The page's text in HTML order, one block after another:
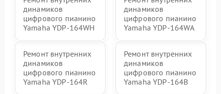
динамиков
цифрового пианино
Yamaha YDP-164WH
динамиков
цифрового пианино
Yamaha YDP-164WA
Ремонт внутренних
динамиков
цифрового пианино
Yamaha YDP-164R
Ремонт внутренних
динамиков
цифрового пианино
Yamaha YDP-164B